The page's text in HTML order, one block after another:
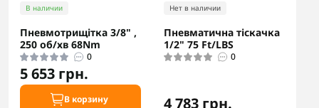
В наличии
Пневмотрищітка 3/8" ,
250 об/хв 68Nm
0
5 653 грн.
В корзину
Нет в наличии
Пневматична тіскачка
1/2" 75 Ft/LBS
0
4 783 грн.